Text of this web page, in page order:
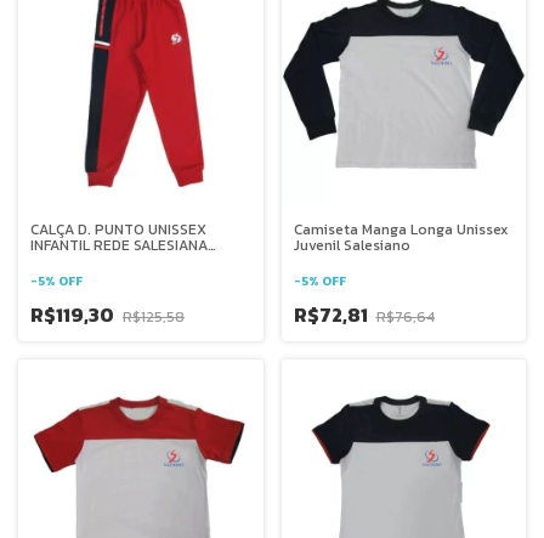
CALÇA D. PUNTO UNISSEX
INFANTIL REDE SALESIANA
-5% OFF
R$119,30 R$125,58
Camiseta Manga Longa Unissex
Juvenil Salesiano
-5% OFF
R$72,81 R$76,64